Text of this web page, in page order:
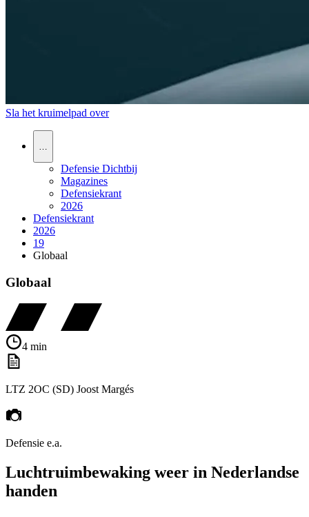
Sla het kruimelpad over
Defensie Dichtbij
Magazines
Defensiekrant
2026
Defensiekrant
2026
19
Globaal
Globaal
4 min
LTZ 2OC (SD) Joost Margés
Defensie e.a.
Luchtruimbewaking weer in Nederlandse
handen